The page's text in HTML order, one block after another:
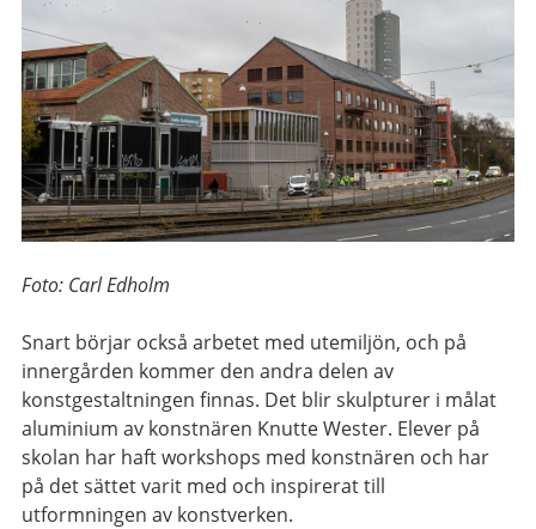
Foto: Carl Edholm
Snart börjar också arbetet med utemiljön, och på
innergården kommer den andra delen av
konstgestaltningen finnas. Det blir skulpturer i målat
aluminium av konstnären Knutte Wester. Elever på
skolan har haft workshops med konstnären och har
på det sättet varit med och inspirerat till
utformningen av konstverken.